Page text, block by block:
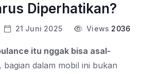
Diperhatikan?
21 Juni 2025 Views 2036
itu nggak bisa asal-
bagian dalam mobil ini bukan